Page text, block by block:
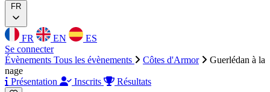
FR
FR EN
ES
Se connecter
Évènements Tous les évènements Côtes d'Armor
Guerlédan à la
nage
Présentation
Inscrits Résultats